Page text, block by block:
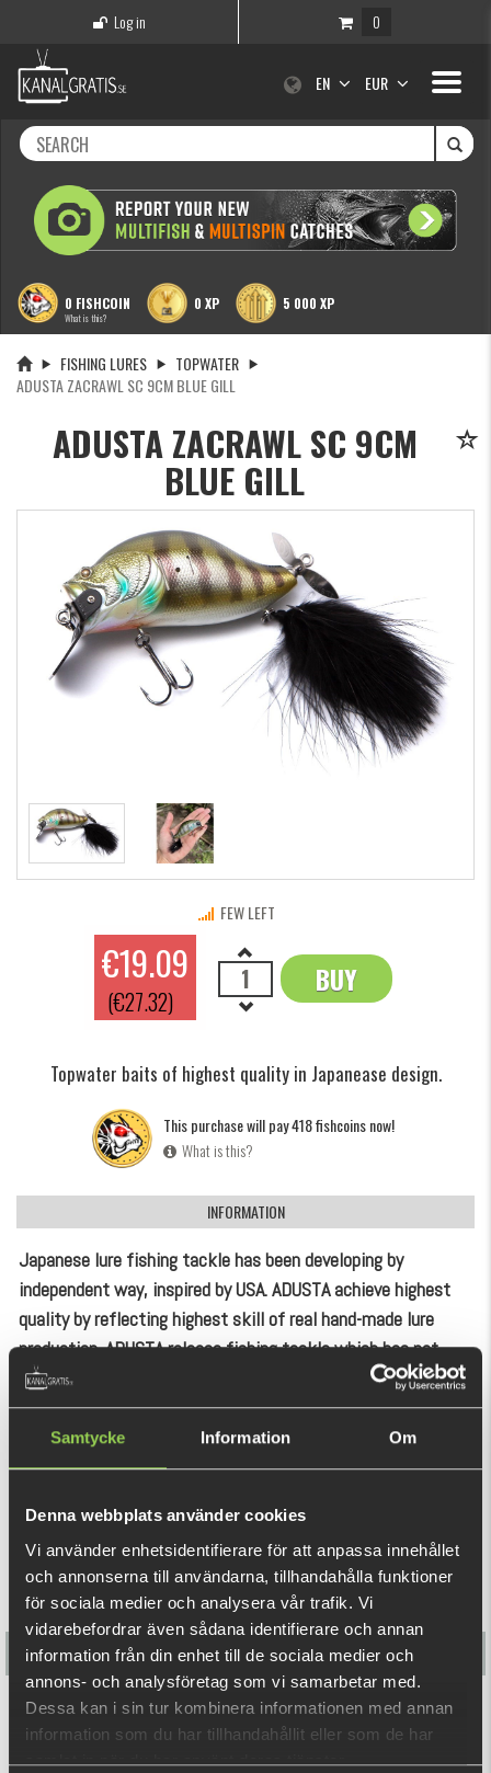
Samtycke Information Om
Denna webbplats använder cookies
Vi använder enhetsidentifierare för att anpassa innehållet
och annonserna till användarna, tillhandahålla funktioner
för sociala medier och analysera vår trafik. Vi
vidarebefordrar även sådana identifierare och annan
information från din enhet till de sociala medier och
annons- och analysföretag som vi samarbetar med.
Dessa kan i sin tur kombinera informationen med annan
information som du har tillhandahållit eller som de har
samlat in när du har använt deras tjänster.
Log in 0
Toggle
EN EUR
0 FISHCOIN
What is this?
0 XP 5 000 XP
FISHING LURES
TOPWATER
ADUSTA ZACRAWL SC 9CM BLUE GILL
ADUSTA ZACRAWL SC 9CM
BLUE GILL
FEW LEFT
€19.09
(€27.32)
BUY
OK
Topwater baits of highest quality in Japanease design.
This purchase will pay 418 fishcoins now!
What is this?
INFORMATION
Japanese lure fishing tackle has been developing by
independent way, inspired by USA. ADUSTA achieve highest
quality by reflecting highest skill of real hand-made lure
production. ADUSTA release fishing tackle which has not
existed in the world, for anglers all over the world.
The unique coffin shaped metal lip catches the water
perfectly and keeps the Zacrawl SC swimming on the
surface. The round and high buoyancy body makes a steady
wave and attracts fish eaters from a wide area. With a slow
or high-speed retrieve, the Zacrawl SC maintains its high
performance. The tail prop produces splash and the metal
sound enhances the lures attraction and water displacement
on the surface. The big pike cannot ignore the Zacrawl SC.
Length: 9cm
Weight: 35gr
SHOW MORE
RECOMMENDED PRODUCTS
Flatnose Shad Jr 15cm with Built-in Rig 2-pack